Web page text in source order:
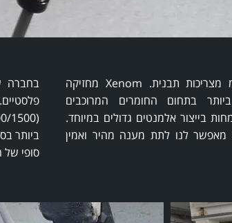
כל טכנולוגיות ייצור השונות בחו״מ מצריכות תבנית. Xenom מחזיקה
בתחום החומרים המרוכבים
בייצור אלמנטים גדולים במיוחד.
מערך העיבוד השבבי של Xenom מאפשר לנו לתת מענה מהיר ואמין
בחברה
ביותר
סופי של